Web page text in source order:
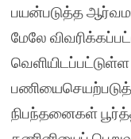
பயன்படுத்த
மேலே
வெளியிடப்பட்டுள்ள
நிபந்தனைகள்